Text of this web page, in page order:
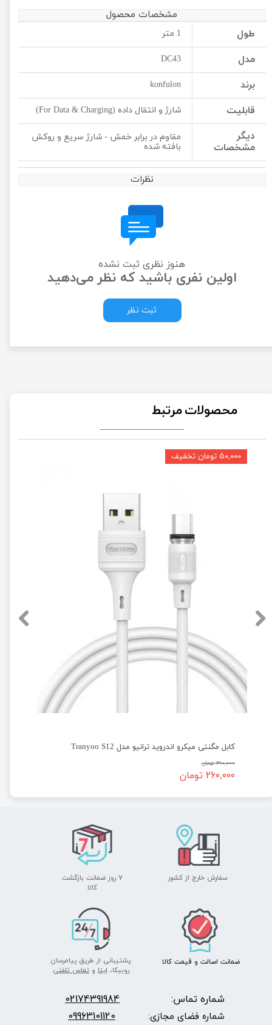
مشخصات محصول
طول 1 متر
مدل DC43
برند konfulon
قابلیت شارژ و انتقال داده (For Data & Charging)
دیگر
مشخصات
مقاوم در برابر خمش - شارژ سریع و روکش
بافته شده
نظرات
هنوز نظری ثبت نشده
اولین نفری باشید که نظر می‌دهید
ثبت نظر
محصولات مرتبط
کابل مگنتی میکرو اندروید ترانیو مدل Tranyoo S12
۳۱۰,۰۰۰ تومان
۲۶۰,۰۰۰ تومان
۵۰,۰۰۰ تومان تخفیف
پشتیبانی از طریق پیامرسان
روبیکا،ایتا وتماس تلفنی
سفارش خارج از کشور
۷ روز ضمانت بازگشت
​​​​​​​کالا
ضمانت اصالت و قیمت​​​​​​​ کالا ​​​​​​​
شماره تماس: 02174391984
شماره فضای مجازی: 09963101120